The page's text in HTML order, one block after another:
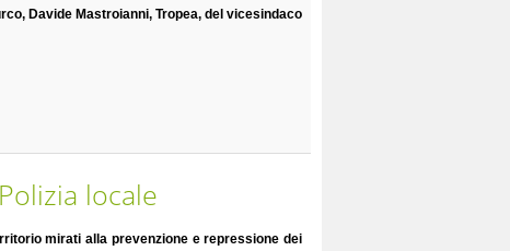
Davide Mastroianni, Tropea, del vicesindaco
locale
mirati alla prevenzione e repressione dei